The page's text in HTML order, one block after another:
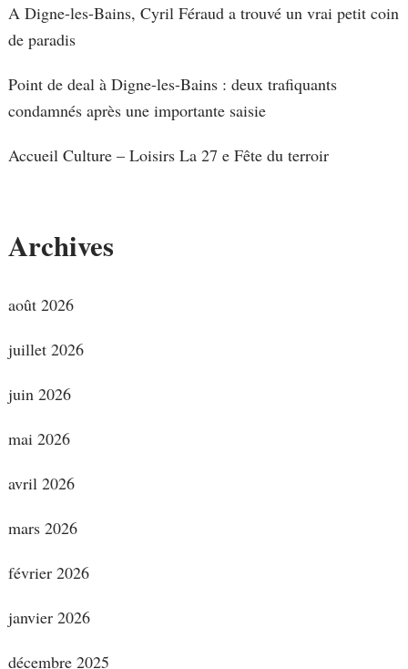
A Digne-les-Bains, Cyril Féraud a trouvé un vrai petit coin
de paradis
Point de deal à Digne-les-Bains : deux trafiquants
condamnés après une importante saisie
Accueil Culture – Loisirs La 27 e Fête du terroir
Archives
août 2026
juillet 2026
juin 2026
mai 2026
avril 2026
mars 2026
février 2026
janvier 2026
décembre 2025